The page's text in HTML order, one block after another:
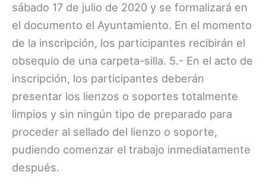
sábado 17 de julio de 2020 y se formalizará en
el documento el Ayuntamiento. En el momento
de la inscripción, los participantes recibirán el
obsequio de una carpeta-silla. 5.- En el acto de
inscripción, los participantes deberán
presentar los lienzos o soportes totalmente
limpios y sin ningún tipo de preparado para
proceder al sellado del lienzo o soporte,
pudiendo comenzar el trabajo inmediatamente
después.